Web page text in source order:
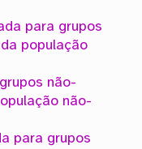
para grupos
população
não-
não-
para grupos